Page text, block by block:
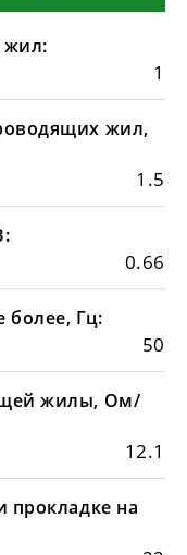
жил:
1
жил,
1.5
0.66
более, Гц:
50
жилы, Ом/
12.1
прокладке на